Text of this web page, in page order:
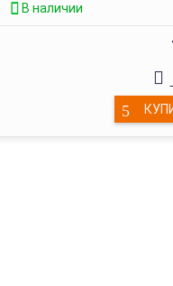
В наличии